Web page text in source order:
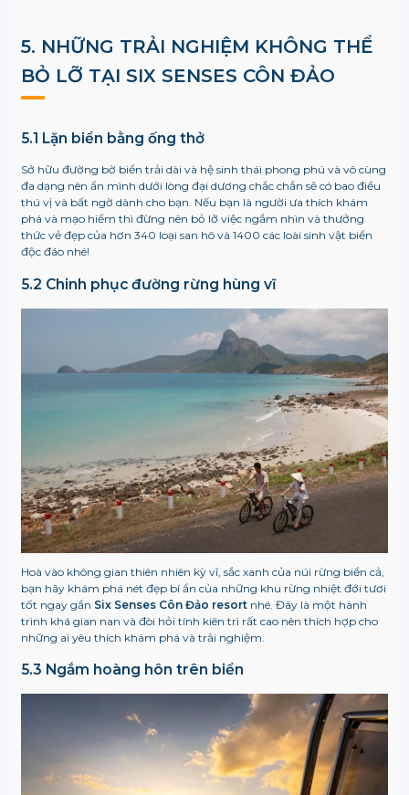
5. NHỮNG TRẢI NGHIỆM KHÔNG THỂ
BỎ LỠ TẠI SIX SENSES CÔN ĐẢO
5.1 Lặn biển bằng ống thở
Sở hữu đường bờ biển trải dài và hệ sinh thái phong phú và vô cùng
đa dạng nên ẩn mình dưới lòng đại dương chắc chắn sẽ có bao điều
thú vị và bất ngờ dành cho bạn. Nếu bạn là người ưa thích khám
phá và mạo hiểm thì đừng nên bỏ lỡ việc ngắm nhìn và thưởng
thức vẻ đẹp của hơn 340 loại san hô và 1400 các loài sinh vật biển
độc đáo nhé!
5.2 Chinh phục đường rừng hùng vĩ
Hoà vào không gian thiên nhiên kỳ vĩ, sắc xanh của núi rừng biển cả,
bạn hãy khám phá nét đẹp bí ẩn của những khu rừng nhiệt đới tươi
tốt ngay gần Six Senses Côn Đảo resort nhé. Đây là một hành
trình khá gian nan và đòi hỏi tính kiên trì rất cao nên thích hợp cho
những ai yêu thích khám phá và trải nghiệm.
5.3 Ngắm hoàng hôn trên biển